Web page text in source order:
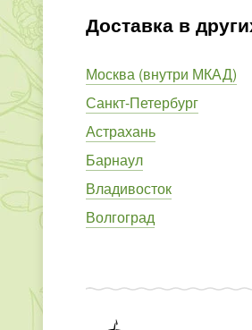
Доставка в
Москва (внутри МКАД)
Санкт-Петербург
Астрахань
Барнаул
Владивосток
Волгоград